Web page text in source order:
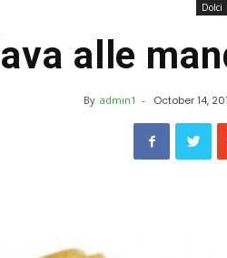
Dolci
alle
By admin1 - October 14,